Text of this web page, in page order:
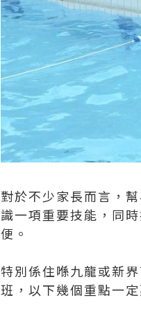
對於不少家長而言，
識一項重要技能，同
便。
特別係住喺九龍或新
班，以下幾個重點一定